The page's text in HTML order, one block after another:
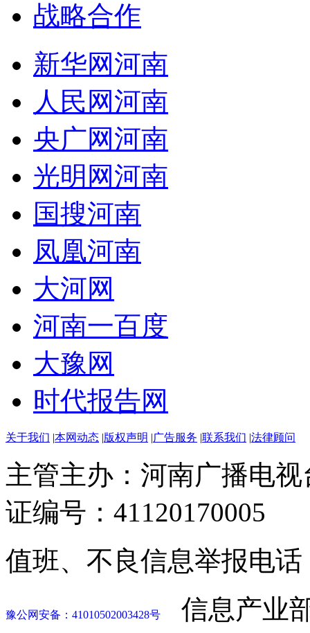
战略合作
新华网河南
人民网河南
央广网河南
光明网河南
国搜河南
凤凰河南
大河网
河南一百度
大豫网
时代报告网
关于我们 本网动态 版权声明 广告服务 联系我们 法律顾问
主管主办：河南广播电
证编号：41120170005
值班、不良信息举报电话
豫公网安备：41010502003428号
信息产业